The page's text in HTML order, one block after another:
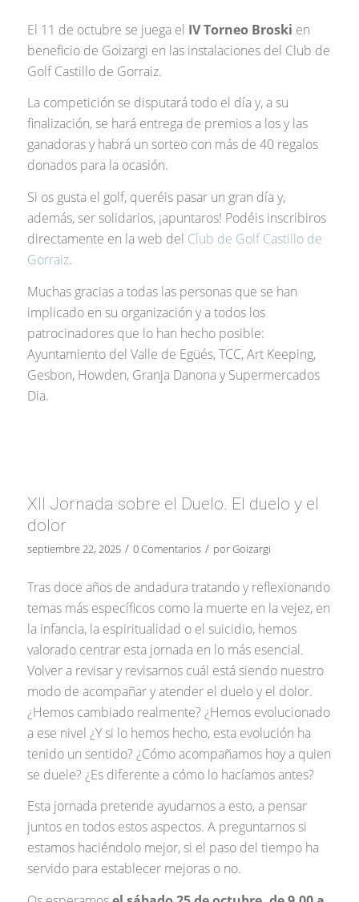
El 11 de octubre se juega el IV Torneo Broski en
beneficio de Goizargi en las instalaciones del Club de
Golf Castillo de Gorraiz.
La competición se disputará todo el día y, a su
finalización, se hará entrega de premios a los y las
ganadoras y habrá un sorteo con más de 40 regalos
donados para la ocasión.
Si os gusta el golf, queréis pasar un gran día y,
además, ser solidarios, ¡apuntaros! Podéis inscribiros
directamente en la web del Club de Golf Castillo de
Gorraiz.
Muchas gracias a todas las personas que se han
implicado en su organización y a todos los
patrocinadores que lo han hecho posible:
Ayuntamiento del Valle de Egüés, TCC, Art Keeping,
Gesbon, Howden, Granja Danona y Supermercados
Dia.
XII Jornada sobre el Duelo. El duelo y el
dolor
septiembre 22, 2025 / 0 Comentarios / porGoizargi
Tras doce años de andadura tratando y reflexionando
temas más específicos como la muerte en la vejez, en
la infancia, la espiritualidad o el suicidio, hemos
valorado centrar esta jornada en lo más esencial.
Volver a revisar y revisarnos cuál está siendo nuestro
modo de acompañar y atender el duelo y el dolor.
¿Hemos cambiado realmente? ¿Hemos evolucionado
a ese nivel ¿Y si lo hemos hecho, esta evolución ha
tenido un sentido? ¿Cómo acompañamos hoy a quien
se duele? ¿Es diferente a cómo lo hacíamos antes?
Esta jornada pretende ayudarnos a esto, a pensar
juntos en todos estos aspectos. A preguntarnos si
estamos haciéndolo mejor, si el paso del tiempo ha
servido para establecer mejoras o no.